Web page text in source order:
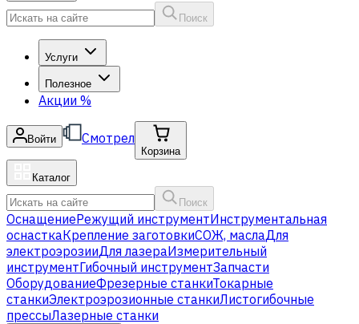
Поиск
Услуги
Полезное
Акции %
Войти Смотрел
Корзина
Каталог
Поиск
ОснащениеРежущий инструментИнструментальная
оснасткаКрепление заготовкиСОЖ, маслаДля
электроэрозииДля лазераИзмерительный
инструментГибочный инструментЗапчасти
ОборудованиеФрезерные станкиТокарные
станкиЭлектроэрозионные станкиЛистогибочные
прессыЛазерные станки